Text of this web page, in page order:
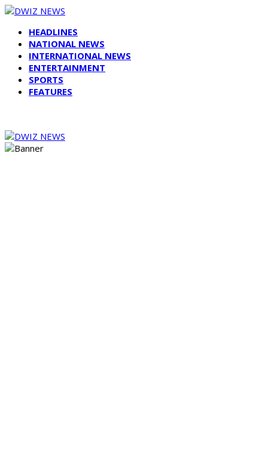
HEADLINES
NATIONAL NEWS
INTERNATIONAL NEWS
ENTERTAINMENT
SPORTS
FEATURES